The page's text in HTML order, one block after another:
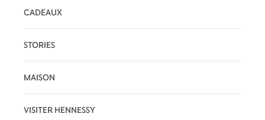
CADEAUX
STORIES
MAISON
VISITER HENNESSY